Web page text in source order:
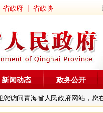
省政府 | 省政协
您访问青海省人民政府网站，您
新闻动态 政务公开